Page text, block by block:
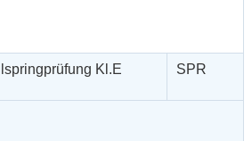
Kl.E SPR